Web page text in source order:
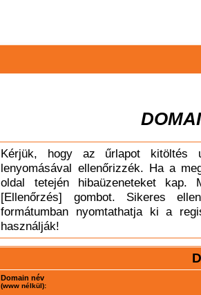
Kérjük, hogy az űrlapot kitöltés
lenyomásával ellenőrizzék. Ha a
oldal tetején hibaüzeneteket
[Ellenőrzés] gombot. Sikeres
formátumban nyomtathatja ki a
használják!
Domain név
(www nélkül):